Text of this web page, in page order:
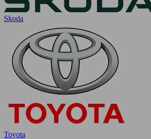
Skoda
Toyota